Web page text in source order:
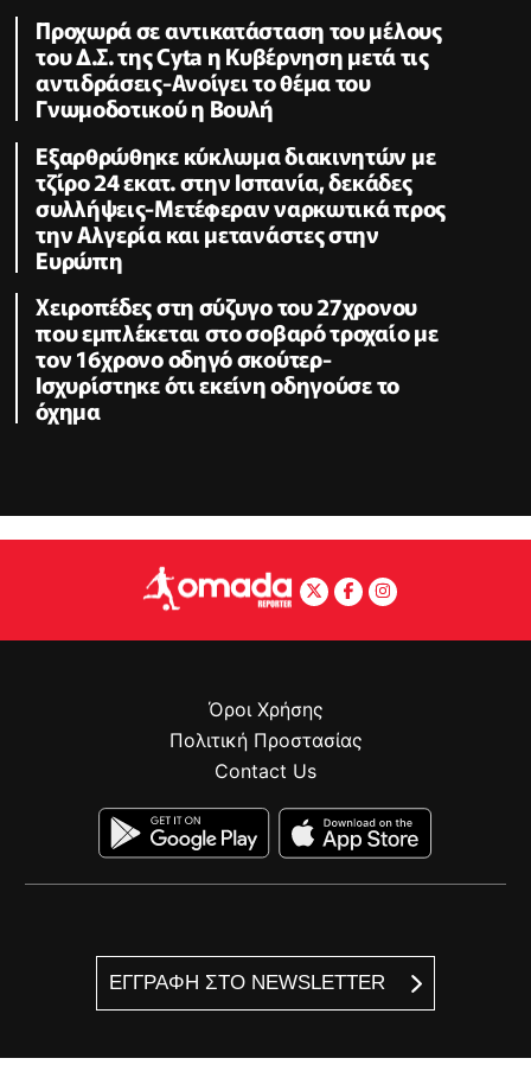
Προχωρά σε αντικατάσταση του μέλους
του Δ.Σ. της Cyta η Κυβέρνηση μετά τις
αντιδράσεις-Ανοίγει το θέμα του
Γνωμοδοτικού η Βουλή
Εξαρθρώθηκε κύκλωμα διακινητών με
τζίρο 24 εκατ. στην Ισπανία, δεκάδες
συλλήψεις-Μετέφεραν ναρκωτικά προς
την Αλγερία και μετανάστες στην
Ευρώπη
Χειροπέδες στη σύζυγο του 27χρονου
που εμπλέκεται στο σοβαρό τροχαίο με
τον 16χρονο οδηγό σκούτερ-
Ισχυρίστηκε ότι εκείνη οδηγούσε το
όχημα
ΕΓΓΡΑΦΗ ΣΤΟ NEWSLETTER
Όροι Χρήσης
Πολιτική Προστασίας
Contact Us